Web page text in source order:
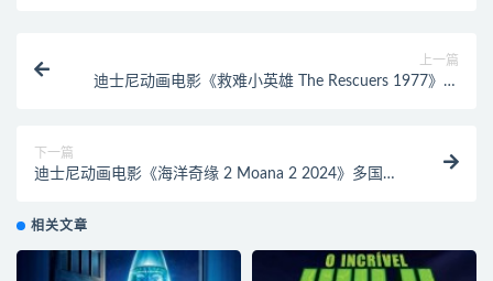
上一篇
迪士尼动画电影《救难小英雄 The Rescuers 1977》多
下一篇
迪士尼动画电影《海洋奇缘 2 Moana 2 2024》多国语
相关文章